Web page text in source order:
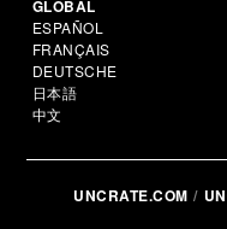
GLOBAL
ESPAÑOL
FRANÇAIS
DEUTSCHE
日本語
中文
UNCRATE.COM